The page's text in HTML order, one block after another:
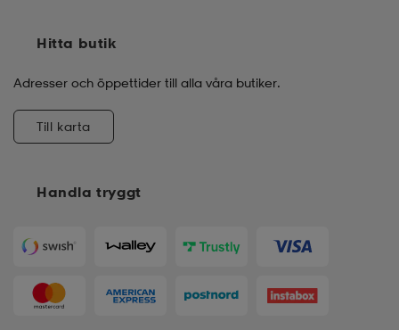
Handla tryggt
Hitta butik
Adresser och öppettider till alla våra butiker.
Till karta